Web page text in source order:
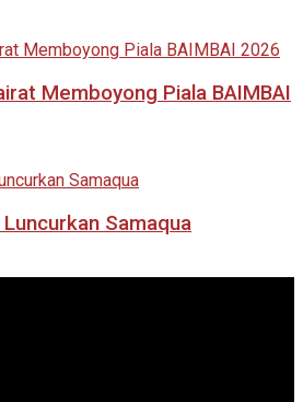
Memboyong Piala BAIMBAI
Samaqua